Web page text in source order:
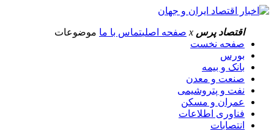
اقتصاد پرس x صفحه اصلیتماس با ما موضوعات
صفحه نخست
بورس
بانک و بیمه
صنعت و معدن
نفت و پتروشیمی
عمران و مسکن
فناوری اطلاعات
انتصابات